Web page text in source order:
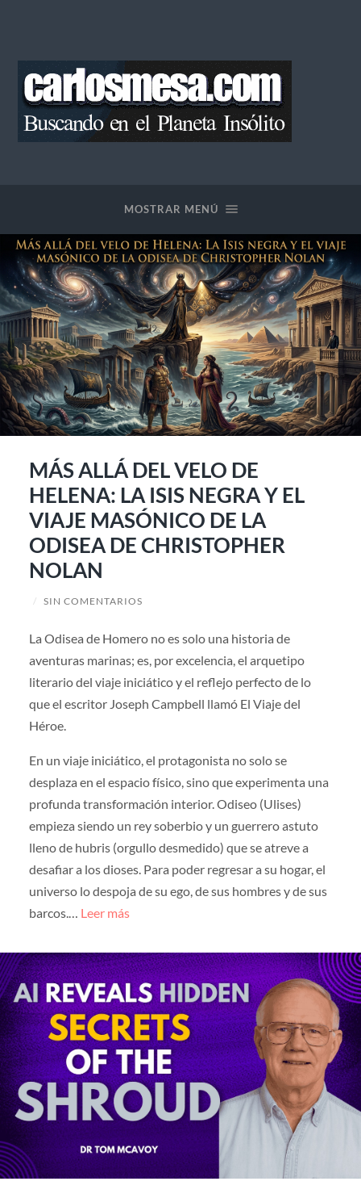
MOSTRAR MENÚ
MÁS ALLÁ DEL VELO DE
HELENA: LA ISIS NEGRA Y EL
VIAJE MASÓNICO DE LA
ODISEA DE CHRISTOPHER
NOLAN
/ SIN COMENTARIOS
La Odisea de Homero no es solo una historia de
aventuras marinas; es, por excelencia, el arquetipo
literario del viaje iniciático y el reflejo perfecto de lo
que el escritor Joseph Campbell llamó El Viaje del
Héroe.
En un viaje iniciático, el protagonista no solo se
desplaza en el espacio físico, sino que experimenta una
profunda transformación interior. Odiseo (Ulises)
empieza siendo un rey soberbio y un guerrero astuto
lleno de hubris (orgullo desmedido) que se atreve a
desafiar a los dioses. Para poder regresar a su hogar, el
universo lo despoja de su ego, de sus hombres y de sus
barcos.… Leer más